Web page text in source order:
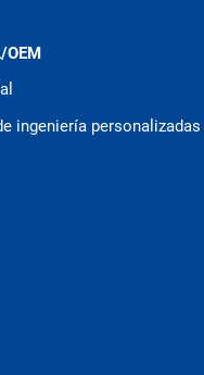
OEM
ingeniería personalizadas